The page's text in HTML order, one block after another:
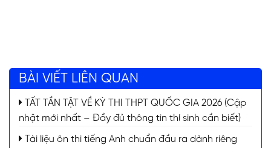
BÀI VIẾT LIÊN QUAN
TẤT TẦN TẬT VỀ KỲ THI THPT QUỐC GIA 2026 (Cập
nhật mới nhất – Đầy đủ thông tin thí sinh cần biết)
Tài liệu ôn thi tiếng Anh chuẩn đầu ra dành riêng